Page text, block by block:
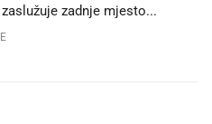
zadnje mjesto...